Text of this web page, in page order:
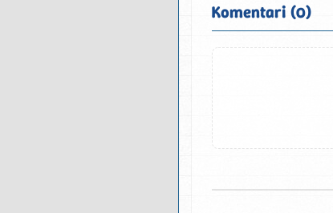
Komentari (0)